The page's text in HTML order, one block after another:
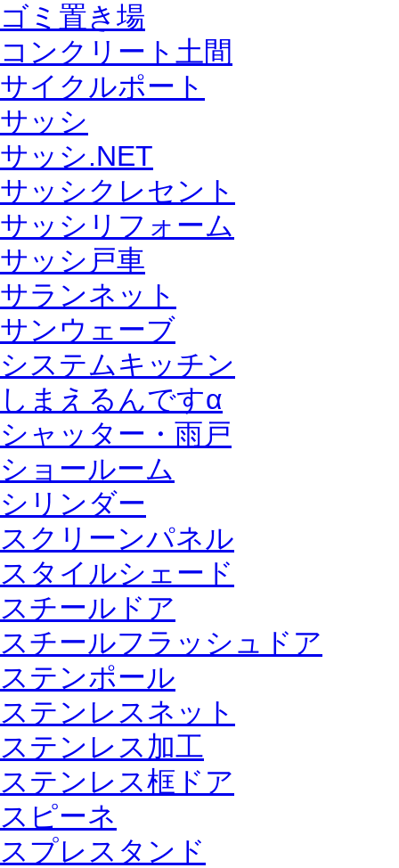
ゴミ置き場
コンクリート土間
サイクルポート
サッシ
サッシ.NET
サッシクレセント
サッシリフォーム
サッシ戸車
サランネット
サンウェーブ
システムキッチン
しまえるんですα
シャッター・雨戸
ショールーム
シリンダー
スクリーンパネル
スタイルシェード
スチールドア
スチールフラッシュドア
ステンポール
ステンレスネット
ステンレス加工
ステンレス框ドア
スピーネ
スプレスタンド